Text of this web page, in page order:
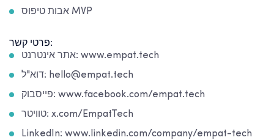
אבות טיפוס MVP
פרטי קשר:
אתר אינטרנט: www.empat.tech
דוא"ל: hello@empat.tech
פייסבוק: www.facebook.com/empat.tech
טוויטר: x.com/EmpatTech
LinkedIn: www.linkedin.com/company/empat-tech